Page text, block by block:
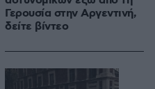
Γερουσία στην Αργεντινή,
δείτε βίντεο